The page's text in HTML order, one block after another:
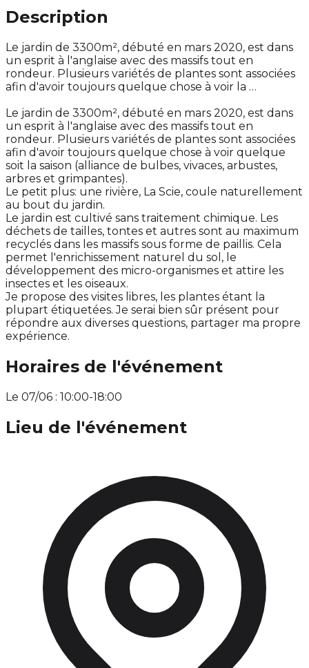
Description
Le jardin de 3300m², débuté en mars 2020, est dans
un esprit à l'anglaise avec des massifs tout en
rondeur. Plusieurs variétés de plantes sont associées
afin d'avoir toujours quelque chose à voir la …
Le jardin de 3300m², débuté en mars 2020, est dans
un esprit à l'anglaise avec des massifs tout en
rondeur. Plusieurs variétés de plantes sont associées
afin d'avoir toujours quelque chose à voir quelque
soit la saison (alliance de bulbes, vivaces, arbustes,
arbres et grimpantes).
Le petit plus: une rivière, La Scie, coule naturellement
au bout du jardin.
Le jardin est cultivé sans traitement chimique. Les
déchets de tailles, tontes et autres sont au maximum
recyclés dans les massifs sous forme de paillis. Cela
permet l'enrichissement naturel du sol, le
développement des micro-organismes et attire les
insectes et les oiseaux.
Je propose des visites libres, les plantes étant la
plupart étiquetées. Je serai bien sûr présent pour
répondre aux diverses questions, partager ma propre
expérience.
Horaires de l'événement
Le 07/06 : 10:00-18:00
Lieu de l'événement